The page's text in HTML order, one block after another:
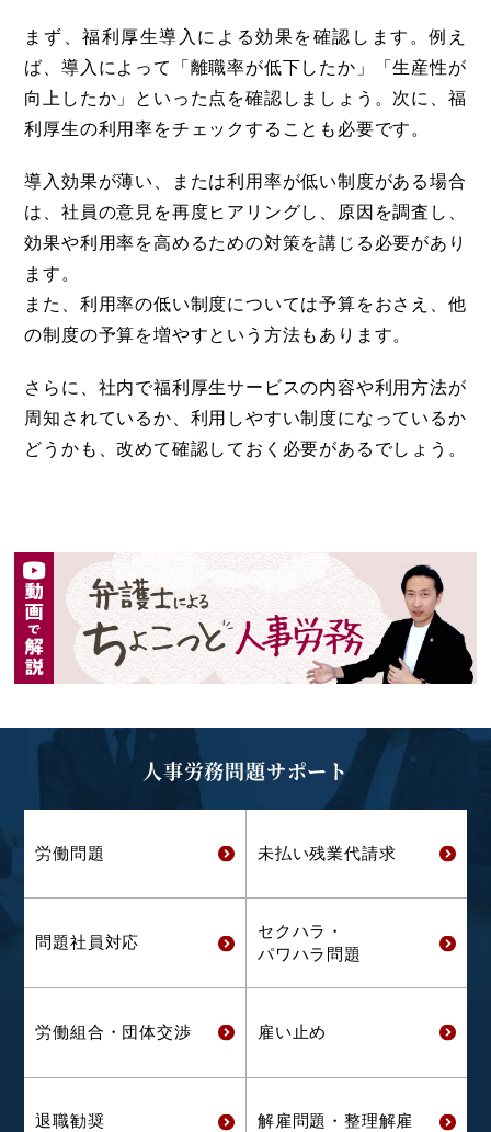
まず、福利厚生導入による効果を確認します。例え
ば、導入によって「離職率が低下したか」「生産性が
向上したか」といった点を確認しましょう。次に、福
利厚生の利用率をチェックすることも必要です。
導入効果が薄い、または利用率が低い制度がある場合
は、社員の意見を再度ヒアリングし、原因を調査し、
効果や利用率を高めるための対策を講じる必要があり
ます。
また、利用率の低い制度については予算をおさえ、他
の制度の予算を増やすという方法もあります。
さらに、社内で福利厚生サービスの内容や利用方法が
周知されているか、利用しやすい制度になっているか
どうかも、改めて確認しておく必要があるでしょう。
人事労務問題サポート
労働問題 未払い残業代請求
問題社員対応
セクハラ・
パワハラ問題
労働組合・ 団体交渉 雇い止め
退職勧奨 解雇問題・ 整理解雇